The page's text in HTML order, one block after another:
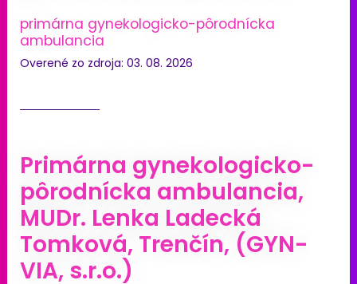
primárna gynekologicko-pôrodnícka
ambulancia
Overené zo zdroja: 03. 08. 2026
Primárna gynekologicko-
pôrodnícka ambulancia,
MUDr. Lenka Ladecká
Tomková, Trenčín, (GYN-
VIA, s.r.o.)